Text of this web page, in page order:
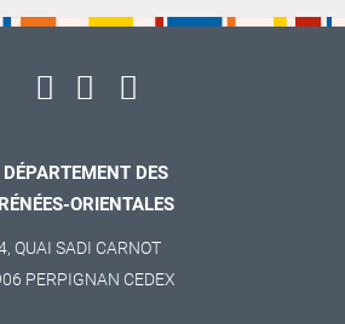
DÉPARTEMENT DES
ORIENTALES
QUAI SADI CARNOT
PERPIGNAN CEDEX